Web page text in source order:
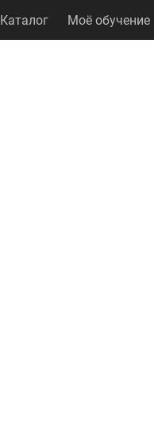
Каталог Моё обучение